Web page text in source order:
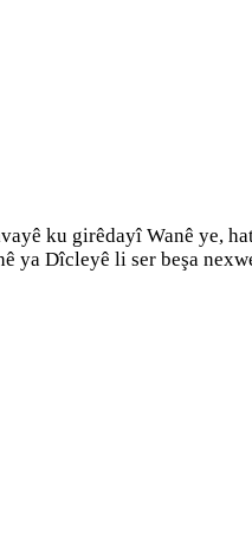
ku girêdayî Wanê ye,
ya Dîcleyê li ser beşa